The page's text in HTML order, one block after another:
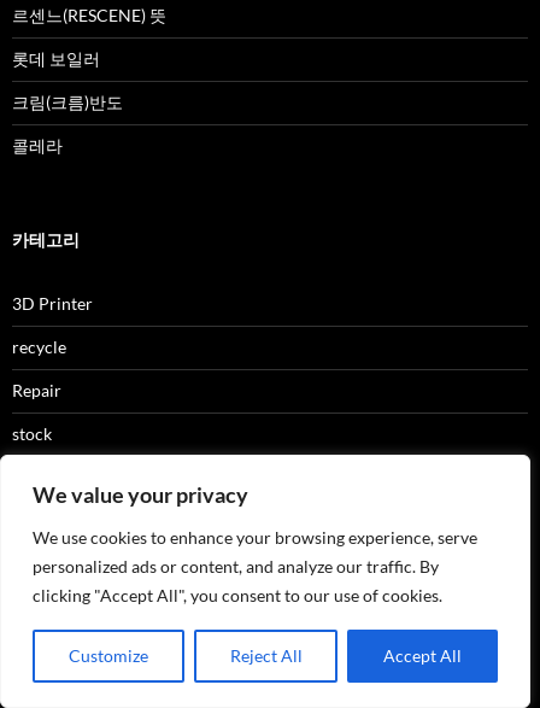
We value your privacy
We use cookies to enhance your browsing experience, serve
personalized ads or content, and analyze our traffic. By
clicking "Accept All", you consent to our use of cookies.
Customize Reject All Accept All
KG모빌리티(KGM) 자동차 수출 현황
미국 트럼프 대통령이 3선에 도전할 수 있나?
생성구매시 10미, 20미 뜻은?
르센느(RESCENE) 뜻
롯데 보일러
크림(크름)반도
콜레라
카테고리
3D Printer
recycle
Repair